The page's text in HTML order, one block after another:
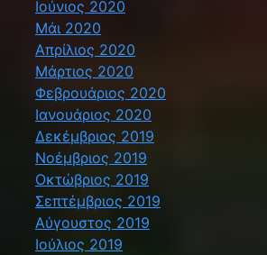
Ιούνιος 2020
Μάι 2020
Απρίλιος 2020
Μάρτιος 2020
Φεβρουάριος 2020
Ιανουάριος 2020
Δεκέμβριος 2019
Νοέμβριος 2019
Οκτώβριος 2019
Σεπτέμβριος 2019
Αύγουστος 2019
Ιούλιος 2019